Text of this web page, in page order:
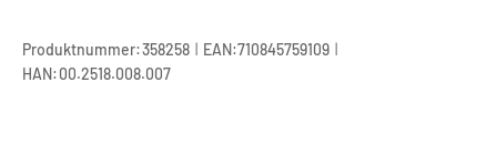
Produktnummer:358258 | EAN:710845759109 |
HAN:00.2518.008.007